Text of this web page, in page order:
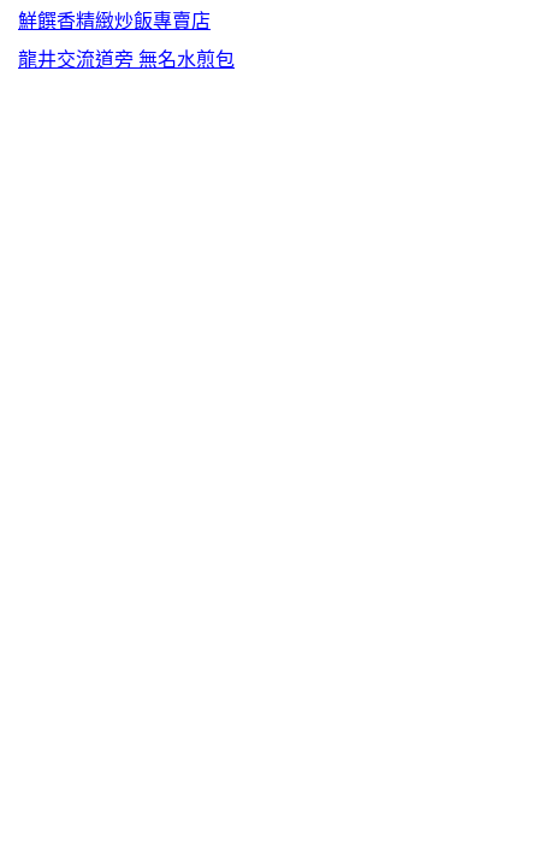
鮮饌香精緻炒飯專賣店
龍井交流道旁 無名水煎包